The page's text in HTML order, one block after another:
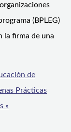
(BPLEG)
la firma de una
de
Prácticas
»